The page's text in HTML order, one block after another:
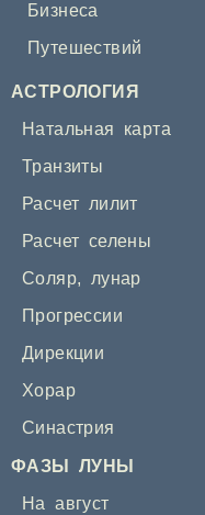
Бизнеса
Путешествий
АСТРОЛОГИЯ
Натальная карта
Транзиты
Расчет лилит
Расчет селены
Соляр, лунар
Прогрессии
Дирекции
Хорар
Синастрия
ФАЗЫ ЛУНЫ
На август